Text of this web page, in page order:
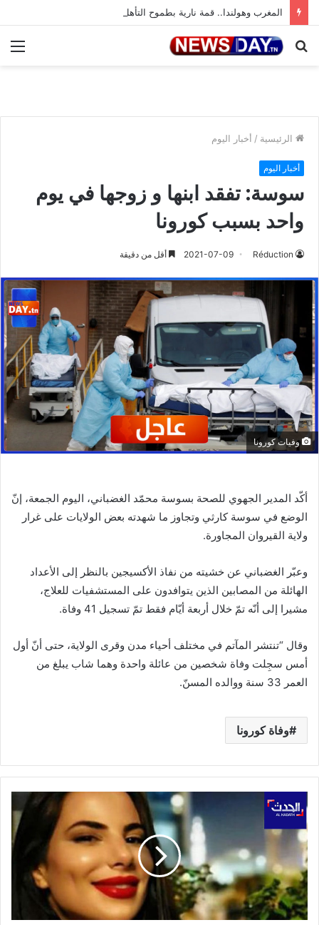
المغرب وهولندا.. قمة نارية بطموح التأهل إلى ثمن النهائي
بحث
الرئيسية / أخبار اليوم
أخبار اليوم
سوسة: تفقد ابنها و زوجها في يوم
واحد بسبب كورونا
Réduction
2021-07-09 أقل من دقيقة
وفيات كورونا
أكّد المدير الجهوي للصحة بسوسة محمّد الغضباني، اليوم الجمعة، إنّ
الوضع في سوسة كارثي وتجاوز ما شهدته بعض الولايات على غرار
ولاية القيروان المجاورة.
وعبّر الغضباني عن خشيته من نفاذ الأكسيجين بالنظر إلى الأعداد
الهائلة من المصابين الذين يتوافدون على المستشفيات للعلاج،
مشيرا إلى أنّه تمّ خلال أربعة أيّام فقط تمّ تسجيل 41 وفاة.
وقال “تنتشر المآتم في مختلف أحياء مدن وقرى الولاية، حتى أنّ أول
أمس سجِلت وفاة شخصين من عائلة واحدة وهما شاب يبلغ من
العمر 33 سنة ووالده المسنّ.
وفاة كورونا